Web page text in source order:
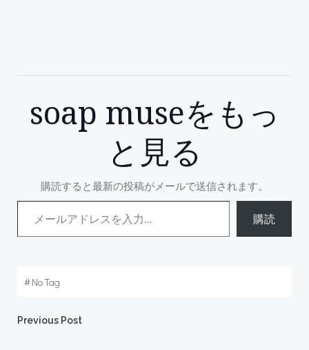
soap museをもっ
と見る
購読すると最新の投稿がメールで送信されます。
メールアドレスを入力...
購読
#No Tag
Post
Previous Post